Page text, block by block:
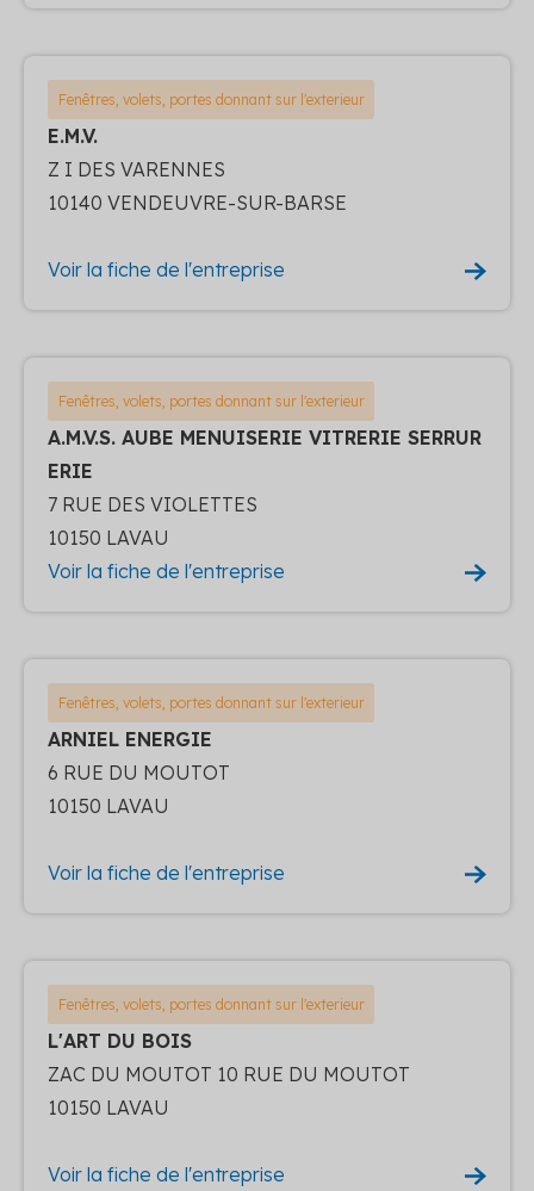
Fenêtres, volets, portes donnant sur l'exterieur
E.M.V.
Z I DES VARENNES
10140 VENDEUVRE-SUR-BARSE
Voir la fiche de l'entreprise
Fenêtres, volets, portes donnant sur l'exterieur
A.M.V.S. AUBE MENUISERIE VITRERIE SERRUR
ERIE
7 RUE DES VIOLETTES
10150 LAVAU
Voir la fiche de l'entreprise
Fenêtres, volets, portes donnant sur l'exterieur
ARNIEL ENERGIE
6 RUE DU MOUTOT
10150 LAVAU
Voir la fiche de l'entreprise
Fenêtres, volets, portes donnant sur l'exterieur
L'ART DU BOIS
ZAC DU MOUTOT 10 RUE DU MOUTOT
10150 LAVAU
Voir la fiche de l'entreprise